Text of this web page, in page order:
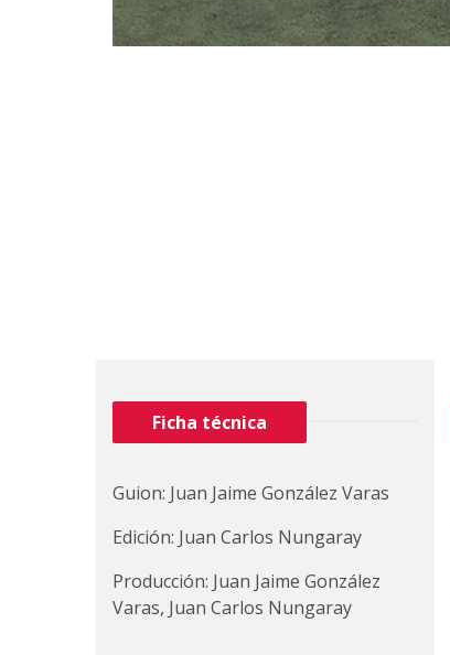
Ficha técnica
Guion: Juan Jaime González Varas
Edición: Juan Carlos Nungaray
Producción: Juan Jaime González
Varas, Juan Carlos Nungaray